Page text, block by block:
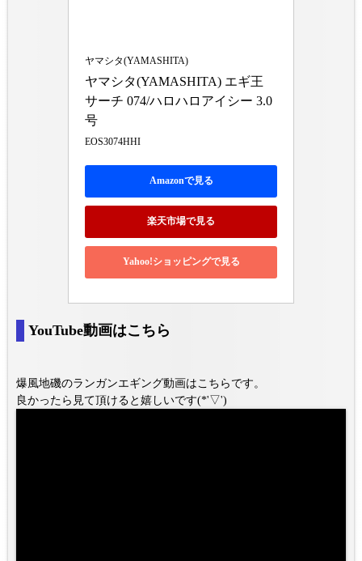
ヤマシタ(YAMASHITA)
ヤマシタ(YAMASHITA) エギ王
サーチ 074/ハロハロアイシー 3.0
号
EOS3074HHI
Amazonで見る
楽天市場で見る
Yahoo!ショッピングで見る
YouTube動画はこちら
爆風地磯のランガンエギング動画はこちらです。
良かったら見て頂けると嬉しいです(*'▽')